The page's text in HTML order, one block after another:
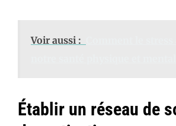
Voir aussi :
Établir un réseau de